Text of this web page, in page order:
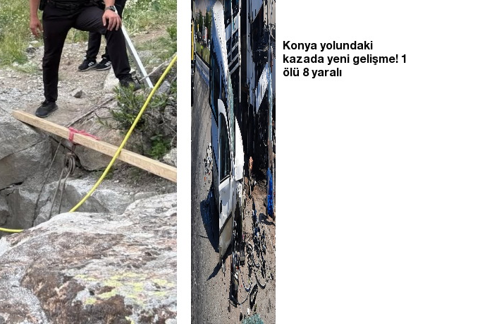
Konya yolundaki
kazada yeni gelişme! 1
ölü 8 yaralı